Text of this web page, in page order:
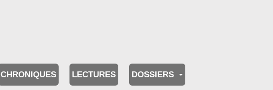
CHRONIQUES LECTURES DOSSIERS